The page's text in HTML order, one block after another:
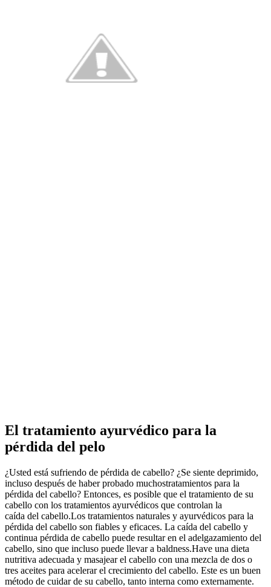
El tratamiento ayurvédico para la
pérdida del pelo
¿Usted está sufriendo de pérdida de cabello? ¿Se siente deprimido,
incluso después de haber probado muchostratamientos para la
pérdida del cabello? Entonces, es posible que el tratamiento de su
cabello con los tratamientos ayurvédicos que controlan la
caída del cabello.Los tratamientos naturales y ayurvédicos para la
pérdida del cabello son fiables y eficaces. La caída del cabello y
continua pérdida de cabello puede resultar en el adelgazamiento del
cabello, sino que incluso puede llevar a baldness.Have una dieta
nutritiva adecuada y masajear el cabello con una mezcla de dos o
tres aceites para acelerar el crecimiento del cabello. Este es un buen
método de cuidar de su cabello, tanto interna como externamente.